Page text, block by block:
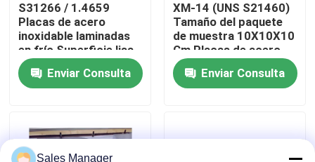
Contacto
noticias
Solicitar una cotización
S31266 / 1.4659
Placas de acero
inoxidable laminadas
en frío Superficie lisa
Hojas metálicas
perfectas para
maquinaria automotriz
Enviar Consulta
XM-14 (UNS S21460)
Tamaño del paquete
de muestra 10X10X10
Cm Placas de acero
inoxidable Certificado
de molino Hojas de
metal diseñadas
Enviar Consulta
Sales Manager